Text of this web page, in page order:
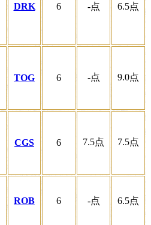
DRK 6 -点 6.5点
TOG 6 -点 9.0点
CGS 6 7.5点 7.5点
ROB 6 -点 6.5点